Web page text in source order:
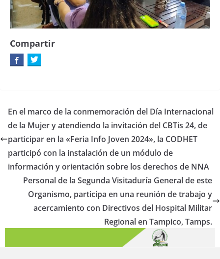
Compartir
En el marco de la conmemoración del Día Internacional
de la Mujer y atendiendo la invitación del CBTis 24, de
participar en la «Feria Info Joven 2024», la CODHET
participó con la instalación de un módulo de
información y orientación sobre los derechos de NNA
Personal de la Segunda Visitaduría General de este
Organismo, participa en una reunión de trabajo y
acercamiento con Directivos del Hospital Militar
Regional en Tampico, Tamps.